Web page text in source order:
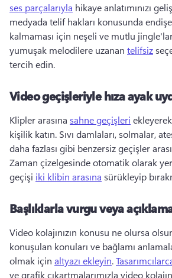
ses parçalarıyla hikaye anlatımınızı
medyada telif hakları konusunda
kalmaması için neşeli ve mutlu
yumuşak melodilere uzanan telifsiz
tercih edin.
Video geçişleriyle hıza ayak
Klipler arasına sahne geçişleri
kişilik katın. Sıvı damlaları, solmalar,
Zaman çizelgesinde otomatik olarak
geçişi iki klibin arasına sürükleyip
Başlıklarla vurgu veya
Video kolajınızın konusu ne olursa
konuşulan konuları ve bağlamı
olmak için altyazı ekleyin.
ve grafik çıkartmalarımızla video